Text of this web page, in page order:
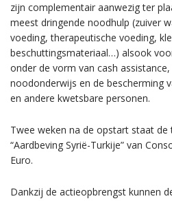
zijn complementair aanwezig ter
meest dringende noodhulp (zuiver
voeding, therapeutische voeding,
beschuttingsmateriaal…) alsook
onder de vorm van cash
noodonderwijs en de bescherming
en andere kwetsbare personen.
Twee weken na de opstart staat de
“Aardbeving Syrië-Turkije” van
Euro.
Dankzij de actieopbrengst kunnen